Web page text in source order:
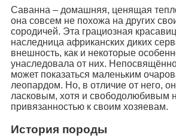
Саванна – домашняя, ценящая
она совсем не похожа на других
сородичей. Эта грациозная
наследница африканских диких
внешность, как и некоторые
унаследовала от них.
может показаться маленьким
леопардом. Но, в отличие от него,
ласковым, хотя и свободолюбивым
привязанностью к своим хозяевам.
История породы